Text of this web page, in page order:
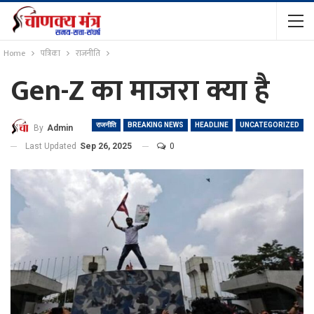
Home पत्रिका राजनीति
Gen-Z का माजरा क्या है
राजनीति BREAKING NEWS HEADLINE UNCATEGORIZED
By Admin
Last Updated Sep 26, 2025 0